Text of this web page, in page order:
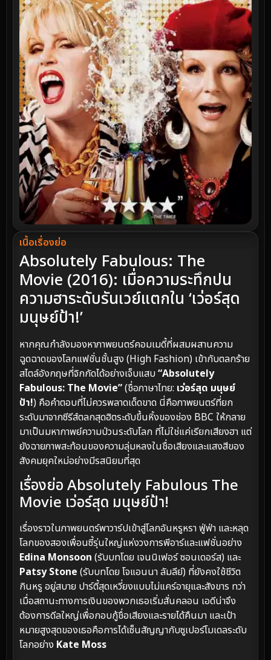
เนื้อเรื่องย่อ
Absolutely Fabulous: The
Movie (2016): เมื่อความระทึกปน
ความฮาระดับรันเวย์แตกใน ‘เว่อร์สุด
มนุษย์ป้า!’
หากคุณกำลังมองหาภาพยนตร์คอมเมดี้ที่ผสมผสานความ
ฉูดฉาดของโลกแฟชั่นชั้นสูง (High Fashion) เข้ากับตลกร้าย
สไตล์อังกฤษที่จิกกัดได้อย่างเจ็บแสบ“Absolutely
Fabulous: The Movie”(ชื่อภาษาไทย: เว่อร์สุด มนุษย์
ป้า!) คือคำตอบที่ไม่ควรพลาดเด็ดขาด นี่คือภาพยนตร์ที่ยก
ระดับมาจากซีรีส์ตลกสุดฮิตระดับขึ้นหิ้งของช่อง BBC ให้กลาย
มาเป็นมหากาพย์ความป่วนระดับโลก ที่ไม่ใช่แค่เรียกเสียงฮา แต่
ยังฉายภาพสะท้อนของความลุ่มหลงในชื่อเสียงและแสงสีของ
สังคมยุคใหม่อย่างมีรสนิยมที่สุด
เรื่องย่อ Absolutely Fabulous The
Movie เว่อร์สุด มนุษย์ป้า!
เรื่องราวในภาพยนตร์พาวาร์ปเข้าสู่โลกอันหรูหรา ฟู่ฟ่า และหลุด
โลกของสองเพื่อนซี้รุ่นใหญ่แห่งวงการพีอาร์และแฟชั่นอย่าง
Edina Monsoon (รับบทโดย เจนนิเฟอร์ ซอนเดอร์ส) และ
Patsy Stone (รับบทโดย โจแอนนา ลัมลีย์) ที่ยังคงใช้ชีวิต
กินหรู อยู่สบาย ปาร์ตี้สุดเหวี่ยงแบบไม่แคร์อายุและสังขาร ทว่า
เมื่อสถานะทางการเงินของพวกเธอเริ่มสั่นคลอน เอดีน่าจึง
ต้องการดีลใหญ่เพื่อกอบกู้ชื่อเสียงและรายได้คืนมา และเป้า
หมายสูงสุดของเธอคือการได้เซ็นสัญญากับซูเปอร์โมเดลระดับ
โลกอย่าง Kate Moss